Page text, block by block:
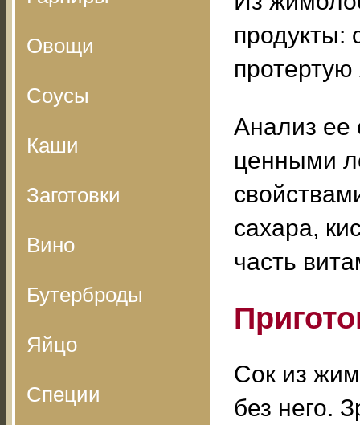
Овощи
Соусы
Каши
Заготовки
Вино
Бутерброды
Яйцо
Специи
продукты:
протертую
Анализ ее
ценными
сахара,
часть
Сок из
без него.